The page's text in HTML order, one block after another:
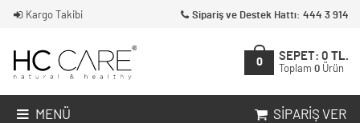
Kargo Takibi Sipariş ve Destek Hattı: 444 3 914
0
SEPET: 0 TL.
Toplam 0 Ürün
MENÜ SIPARIŞ VER